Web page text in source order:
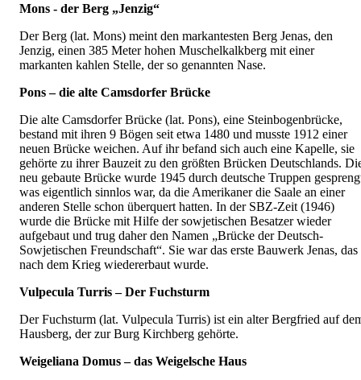
Mons - der Berg „Jenzig“
Der Berg (lat. Mons) meint den markantesten Berg Jenas, den
Jenzig, einen 385 Meter hohen Muschelkalkberg mit einer
markanten kahlen Stelle, der so genannten Nase.
Pons – die alte Camsdorfer Brücke
Die alte Camsdorfer Brücke (lat. Pons), eine Steinbogenbrücke,
bestand mit ihren 9 Bögen seit etwa 1480 und musste 1912 einer
neuen Brücke weichen. Auf ihr befand sich auch eine Kapelle, sie
gehörte zu ihrer Bauzeit zu den größten Brücken Deutschlands.
neu gebaute Brücke wurde 1945 durch deutsche Truppen
was eigentlich sinnlos war, da die Amerikaner die Saale an einer
anderen Stelle schon überquert hatten. In der SBZ-Zeit (1946)
wurde die Brücke mit Hilfe der sowjetischen Besatzer wieder
aufgebaut und trug daher den Namen „Brücke der Deutsch-
Sowjetischen Freundschaft“. Sie war das erste Bauwerk Jenas, das
nach dem Krieg wiedererbaut wurde.
Vulpecula Turris – Der Fuchsturm
Der Fuchsturm (lat. Vulpecula Turris) ist ein alter Bergfried auf
Hausberg, der zur Burg Kirchberg gehörte.
Weigeliana Domus – das Weigelsche Haus